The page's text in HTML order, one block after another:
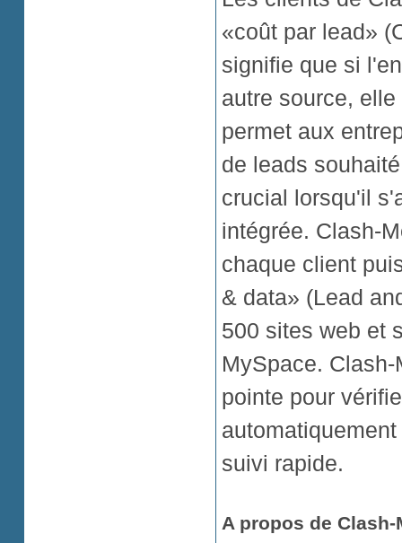
«coût par lead»
signifie que si
autre source,
permet aux
de leads
crucial lorsqu'il
intégrée. Clash-
chaque client
& data» (Lead
500 sites web et
MySpace.
pointe pour
suivi rapide.
A propos de Clash-